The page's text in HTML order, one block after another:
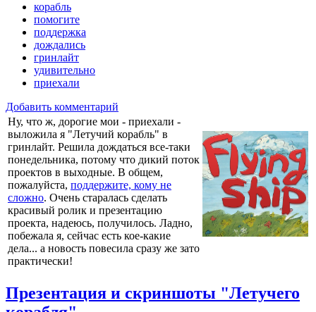
корабль
помогите
поддержка
дождались
гринлайт
удивительно
приехали
Добавить комментарий
Ну, что ж, дорогие мои - приехали -
выложила я "Летучий корабль" в
гринлайт. Решила дождаться все-таки
понедельника, потому что дикий поток
проектов в выходные. В общем,
пожалуйста, поддержите, кому не
сложно. Очень старалась сделать
красивый ролик и презентацию
проекта, надеюсь, получилось. Ладно,
побежала я, сейчас есть кое-какие
дела... а новость повесила сразу же зато
практически!
Презентация и скриншоты "Летучего